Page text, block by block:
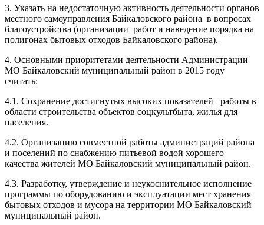
3. Указать на недостаточную активность деятельности органов
местного самоуправления Байкаловского района в вопросах
благоустройства (организации работ и наведение порядка на
полигонах бытовых отходов Байкаловского района).
4. Основными приоритетами деятельности Администрации
МО Байкаловский муниципальный район в 2015 году
считать:
4.1. Сохранение достигнутых высоких показателей работы в
области строительства объектов соцкультбыта, жилья для
населения.
4.2. Организацию совместной работы администраций района
и поселений по снабжению питьевой водой хорошего
качества жителей МО Байкаловский муниципальный район.
4.3. Разработку, утверждение и неукоснительное исполнение
программы по оборудованию и эксплуатации мест хранения
бытовых отходов и мусора на территории МО Байкаловский
муниципальный район.